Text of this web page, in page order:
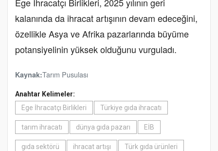
kalanında da ihracat artışının devam edeceğini,
özellikle Asya ve Afrika pazarlarında büyüme
potansiyelinin yüksek olduğunu vurguladı.
Kaynak:Tarım Pusulası
Anahtar Kelimeler:
Ege İhracatçı Birlikleri
Türkiye gıda ihracatı
tarım ihracatı dünya gıda pazarı EİB
gıda sektörü ihracat artışı Türk gıda ürünleri